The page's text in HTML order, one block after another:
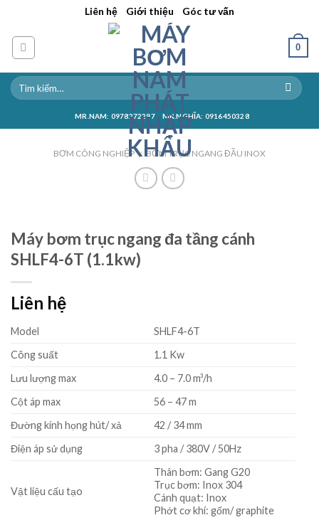
content
Liên hệ Giới thiệu Góc tư vấn
0
MR.NAM: 0978272297 MR.NGHĨA: 0916450328
BƠM CÔNG NGHIỆP / BƠM TRỤC NGANG ĐẦU INOX
Máy bơm trục ngang đa tầng cánh
SHLF4-6T (1.1kw)
Liên hệ
Model
SHLF4-6T
Công suất
1.1 Kw
Lưu lượng max
4.0 – 7.0 m³/h
Cột áp max
56 – 47 m
Đường kính họng hút/ xả
42 / 34 mm
Điện áp sử dụng
3 pha / 380V / 50Hz
Vật liệu cấu tạo
Thân bơm: Gang G20
Trục bơm: Inox 304
Cánh quạt: Inox
Phớt cơ khí: gốm/ graphite